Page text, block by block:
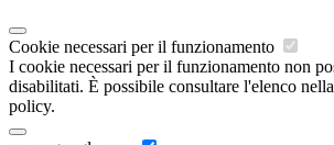
Cookie necessari per il funzionamento
I cookie necessari per il funzionamento non
disabilitati. È possibile consultare l'elenco
policy.